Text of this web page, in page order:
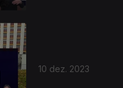
10 dez. 2023